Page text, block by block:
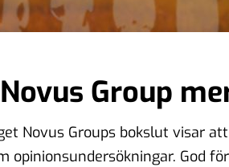
Group
Novus Groups bokslut visar
opinionsundersökningar. God